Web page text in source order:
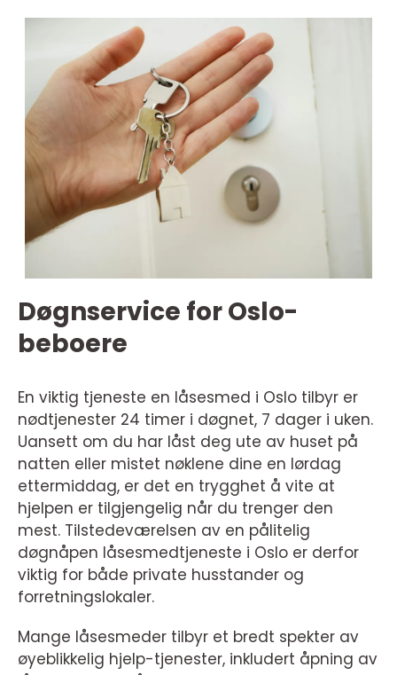
Døgnservice for Oslo-
beboere
En viktig tjeneste en låsesmed i Oslo tilbyr er
nødtjenester 24 timer i døgnet, 7 dager i uken.
Uansett om du har låst deg ute av huset på
natten eller mistet nøklene dine en lørdag
ettermiddag, er det en trygghet å vite at
hjelpen er tilgjengelig når du trenger den
mest. Tilstedeværelsen av en pålitelig
døgnåpen låsesmedtjeneste i Oslo er derfor
viktig for både private husstander og
forretningslokaler.
Mange låsesmeder tilbyr et bredt spekter av
øyeblikkelig hjelp-tjenester, inkludert åpning av